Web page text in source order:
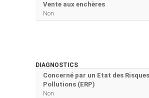
Vente aux enchères
Non
DIAGNOSTICS
Concerné par un Etat des
Pollutions (ERP)
Non